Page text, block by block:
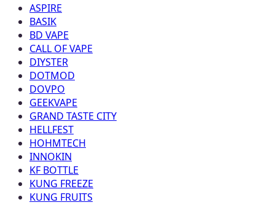
ASPIRE
BASIK
BD VAPE
CALL OF VAPE
DIYSTER
DOTMOD
DOVPO
GEEKVAPE
GRAND TASTE CITY
HELLFEST
HOHMTECH
INNOKIN
KF BOTTLE
KUNG FREEZE
KUNG FRUITS